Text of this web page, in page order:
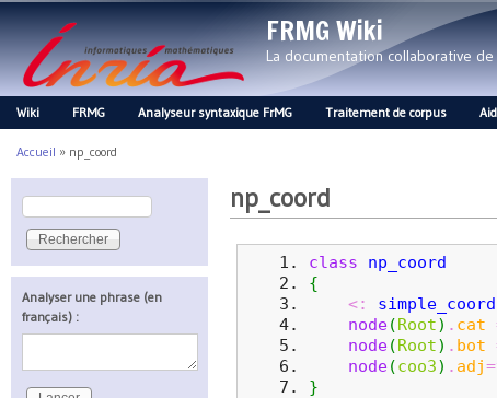
FRMG Wiki
La documentation collaborative
Main menu
Wiki FRMG Analyseur syntaxique FrMG Traitement de corpus
Vous êtes ici
Accueil » np_coord
np_coord
class
np_coord
{
<:
simple_coord
node(Root) . cat
node(Root) . bot
node(coo3) . adj=
}
Formulaire de recherche
Rechercher
Analyser une phrase (en
français) :